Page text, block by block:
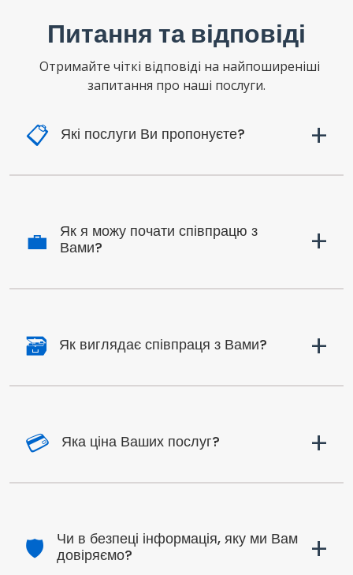
Питання та відповіді
Отримайте чіткі відповіді на найпоширеніші
запитання про наші послуги.
📋 Які послуги Ви пропонуєте? +
💼
Як я можу почати співпрацю з
Вами?
+
🗃️ Як виглядає співпраця з Вами? +
💳 Яка ціна Ваших послуг? +
🛡️
Чи в безпеці інформація, яку ми Вам
довіряємо?
+